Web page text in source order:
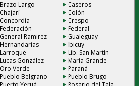
Brazo Largo
Caseros
Chajarí
Colón
Concordia
Crespo
Federación
Federal
General Ramirez
Gualeguay
Hernandarias
Ibicuy
Larroque
Lib. San Martín
Lucas González
María Grande
Oro Verde
Paraná
Pueblo Belgrano
Pueblo Brugo